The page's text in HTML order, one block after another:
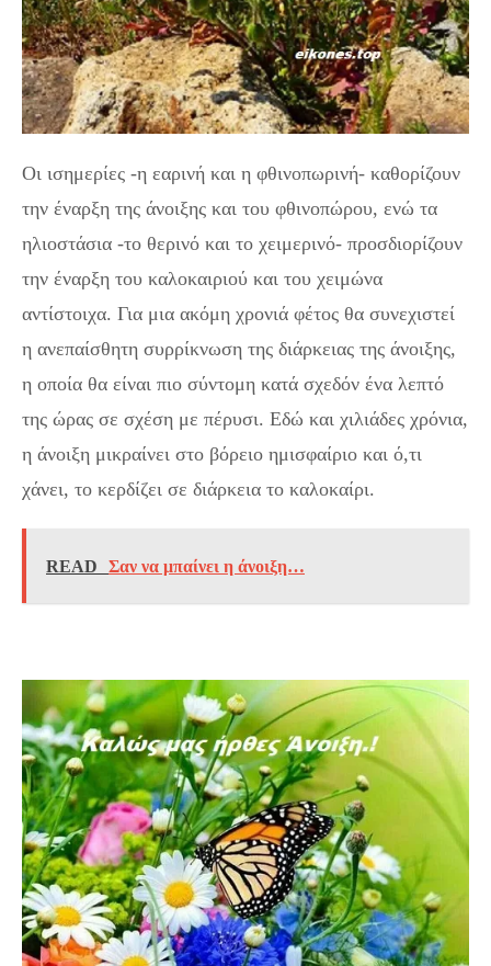
Οι ισημερίες -η εαρινή και η φθινοπωρινή- καθορίζουν
την έναρξη της άνοιξης και του φθινοπώρου, ενώ τα
ηλιοστάσια -το θερινό και το χειμερινό- προσδιορίζουν
την έναρξη του καλοκαιριού και του χειμώνα
αντίστοιχα. Για μια ακόμη χρονιά φέτος θα συνεχιστεί
η ανεπαίσθητη συρρίκνωση της διάρκειας της άνοιξης,
η οποία θα είναι πιο σύντομη κατά σχεδόν ένα λεπτό
της ώρας σε σχέση με πέρυσι. Εδώ και χιλιάδες χρόνια,
η άνοιξη μικραίνει στο βόρειο ημισφαίριο και ό,τι
χάνει, το κερδίζει σε διάρκεια το καλοκαίρι.
READ Σαν να μπαίνει η άνοιξη…